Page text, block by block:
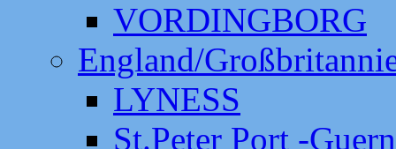
VORDINGBORG
England/
LYNESS
St.Peter Port -